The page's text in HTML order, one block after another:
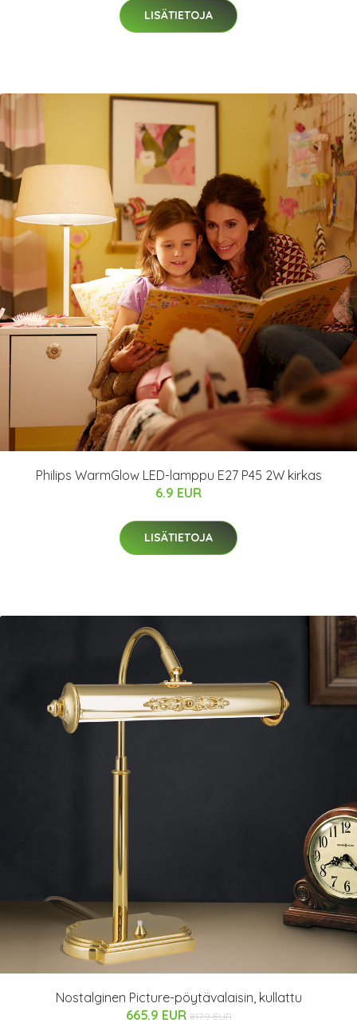
LISÄTIETOJA
Philips WarmGlow LED-lamppu E27 P45 2W kirkas
6.9 EUR
LISÄTIETOJA
Nostalginen Picture-pöytävalaisin, kullattu
665.9 EUR 817.9 EUR